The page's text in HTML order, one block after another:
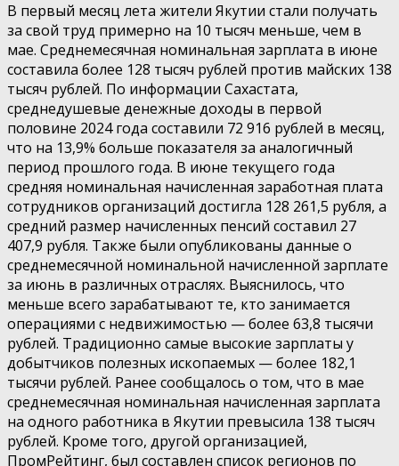
В первый месяц лета жители Якутии стали получать
за свой труд примерно на 10 тысяч меньше, чем в
мае. Среднемесячная номинальная зарплата в июне
составила более 128 тысяч рублей против майских 138
тысяч рублей. По информации Сахастата,
среднедушевые денежные доходы в первой
половине 2024 года составили 72 916 рублей в месяц,
что на 13,9% больше показателя за аналогичный
период прошлого года. В июне текущего года
средняя номинальная начисленная заработная плата
сотрудников организаций достигла 128 261,5 рубля, а
средний размер начисленных пенсий составил 27
407,9 рубля. Также были опубликованы данные о
среднемесячной номинальной начисленной зарплате
за июнь в различных отраслях. Выяснилось, что
меньше всего зарабатывают те, кто занимается
операциями с недвижимостью — более 63,8 тысячи
рублей. Традиционно самые высокие зарплаты у
добытчиков полезных ископаемых — более 182,1
тысячи рублей. Ранее сообщалось о том, что в мае
среднемесячная номинальная начисленная зарплата
на одного работника в Якутии превысила 138 тысяч
рублей. Кроме того, другой организацией,
ПромРейтинг, был составлен список регионов по